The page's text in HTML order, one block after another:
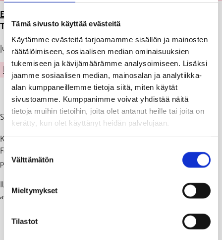
Tämä sivusto käyttää evästeitä
Käytämme evästeitä tarjoamamme sisällön ja mainosten
räätälöimiseen, sosiaalisen median ominaisuuksien
tukemiseen ja kävijämäärämme analysoimiseen. Lisäksi
jaamme sosiaalisen median, mainosalan ja analytiikka-
alan kumppaneillemme tietoja siitä, miten käytät
sivustoamme. Kumppanimme voivat yhdistää näitä
tietoja muihin tietoihin, joita olet antanut heille tai joita on
kerätty, kun olet käyttänyt heidän palvelujaan.
Suostumuksen
valinta
Välttämätön
Mieltymykset
Tilastot
ETUSIVU
TAITEEN MERKEISSÄ PE 16.8 KLO 17
Julkaistu: 07.08.24
KULTTUURI
SAVE THE DATE
Kulttuuritalo Fokuksessa tapahtuu
Fokus after work taiteen merkeissä taiteilija Ilona Niemen kanssa
perjantaina 16.8 klo 17 aulassa
Ilona Niemen taidenäyttely Reunion Galleria Centrumissa on
avoinna 30.8. saakka.
https://www.ilonaniemi.com